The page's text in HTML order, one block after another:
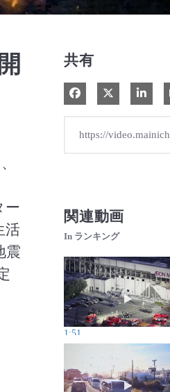
ー
活
震
共有
Facebook で共有
Xで共有す
関連動画
In ランキング
動画を
1:51
動画を